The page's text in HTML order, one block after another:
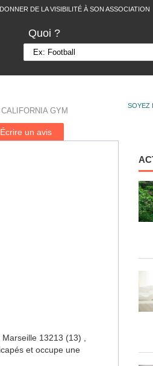
DONNER DE LA VISIBILITÉ À SON ASSOCIATION
Quoi ?
SOYEZ
GYM
Écrire un avis
13213 (13) ,
et occupe une